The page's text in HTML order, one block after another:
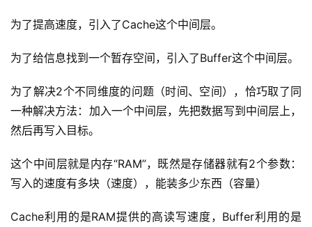
为了提高速度，引入了Cache这个中间层。
为了给信息找到一个暂存空间，引入了Buffer这个中间层。
为了解决2个不同维度的问题（时间、空间），恰巧取了同
一种解决方法：加入一个中间层，先把数据写到中间层上，
然后再写入目标。
这个中间层就是内存“RAM”，既然是存储器就有2个参数：
写入的速度有多块（速度），能装多少东西（容量）
Cache利用的是RAM提供的高读写速度，Buffer利用的是